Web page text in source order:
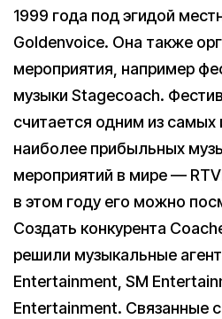
1999 года под эгидой
Goldenvoice. Она также
мероприятия, например
музыки Stagecoach.
считается одним из самых
наиболее прибыльных
мероприятий в мире —
в этом году его можно
Создать конкурента
решили музыкальные
Entertainment, SM
Entertainment. Связанные